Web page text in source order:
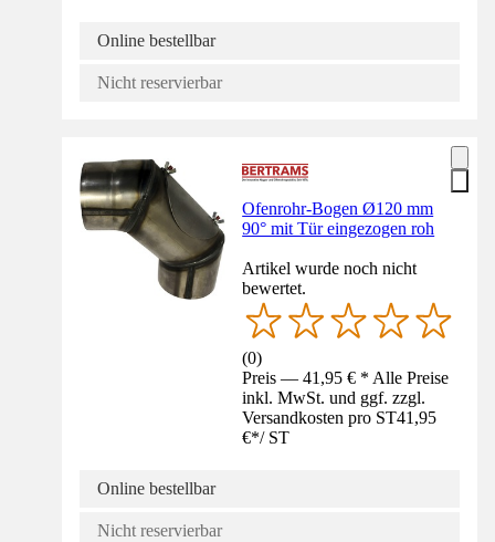
Online bestellbar
Nicht reservierbar
Ofenrohr-Bogen Ø120 mm
90° mit Tür eingezogen roh
Artikel wurde noch nicht
bewertet.
(0)
Preis — 41,95 € * Alle Preise
inkl. MwSt. und ggf. zzgl.
Versandkosten pro ST41,95
€*/ ST
Online bestellbar
Nicht reservierbar